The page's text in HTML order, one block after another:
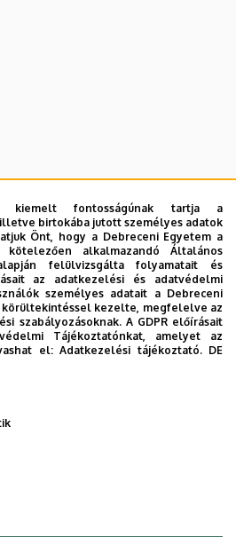
műhelyek
kiemelt fontosságúnak tartja a
birtokába jutott személyes adatok
Önt, hogy a Debreceni Egyetem a
kötelezően alkalmazandó Általános
felülvizsgálta folyamatait és
az adatkezelési és adatvédelmi
személyes adatait a Debreceni
körültekintéssel kezelte, megfelelve az
szabályozásoknak. A GDPR előírásait
Tájékoztatónkat, amelyet az
el:Adatkezelési tájékoztató. DE